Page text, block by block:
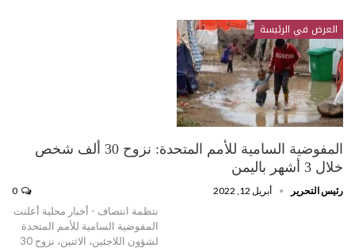
العرض في الرئيسة
المفوضية السامية للأمم المتحدة: نزوح 30 ألف شخص
خلال 3 أشهر باليمن
رئيس التحرير أبريل 12, 2022
نتظمة انتصاف - أخبار محلية أعلنت
المفوضية السامية للأمم المتحدة
لشؤون اللاجئين، الاثنين، نزوح 30